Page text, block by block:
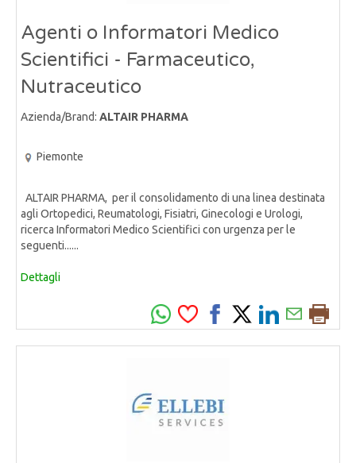
Agenti o Informatori Medico
Scientifici - Farmaceutico,
Nutraceutico
Azienda/Brand: ALTAIR PHARMA
Piemonte
ALTAIR PHARMA, per il consolidamento di una linea destinata
agli Ortopedici, Reumatologi, Fisiatri, Ginecologi e Urologi,
ricerca Informatori Medico Scientifici con urgenza per le
seguenti......
Dettagli